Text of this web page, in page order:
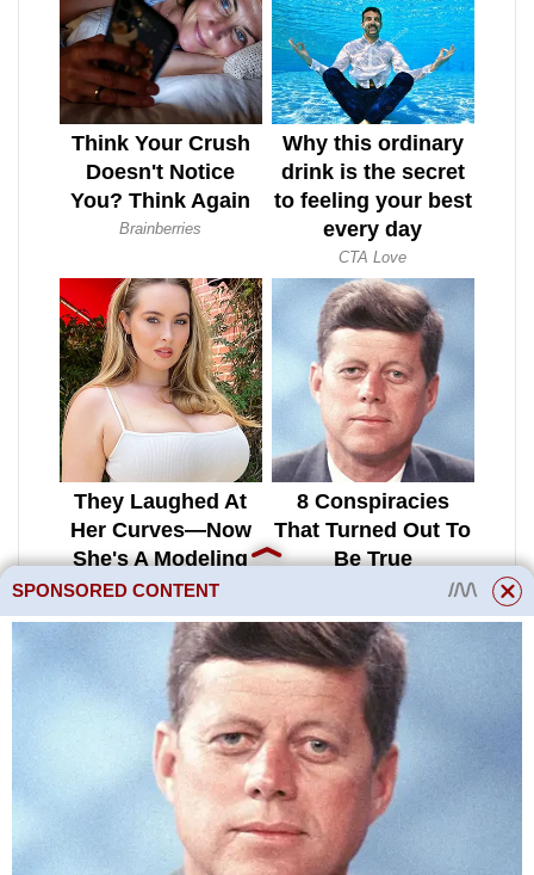
Podsvícení mi přijde velmi vhod,
miluje světlo. Kolik cm je řez?
Půda by měla být volná, přidejte
co nejvíce písku.
Výživná půda. Raději zkontroluji
podrobněji vaše klima. Zde sázím
SPONSORED CONTENT